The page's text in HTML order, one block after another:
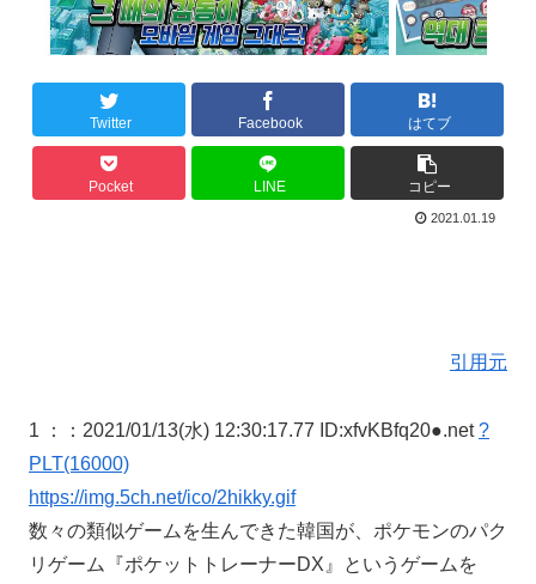
Twitter Facebook はてブ
Pocket LINE コピー
2021.01.19
引用元
1 ： ：2021/01/13(水) 12:30:17.77 ID:xfvKBfq20●.net?
PLT(16000)
https://img.5ch.net/ico/2hikky.gif
数々の類似ゲームを生んできた韓国が、ポケモンのパク
リゲーム『ポケットトレーナーDX』というゲームを